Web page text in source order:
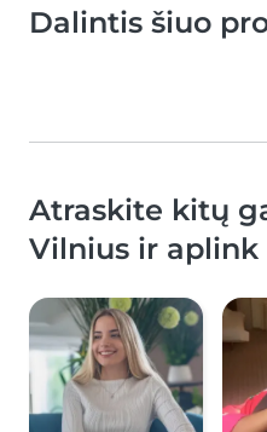
Dalintis šiuo
Atraskite kitų
Vilnius ir aplink